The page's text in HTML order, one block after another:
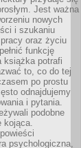
Jest ważna
nowych
i szukaniu
oraz życiu
funkcję
książka potrafi
to, co do tej
po prostu
odnajdujemy
i pytania.
podobne
kojąca.
psychologiczna,